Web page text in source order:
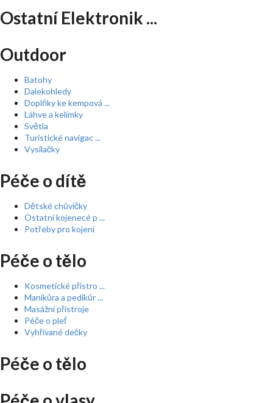
Ostatní Elektronik ...
Outdoor
Batohy
Dalekohledy
Doplňky ke kempová ...
Láhve a kelímky
Světla
Turistické navigac ...
Vysílačky
Péče o dítě
Dětské chůvičky
Ostatní kojenecé p ...
Potřeby pro kojení
Péče o tělo
Kosmetické přístro ...
Manikůra a pedikůr ...
Masážní přístroje
Péče o pleť
Vyhřívané dečky
Péče o tělo